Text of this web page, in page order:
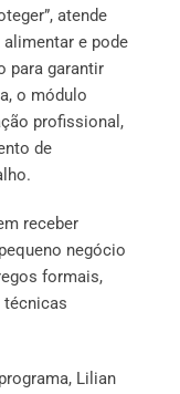
atende
e pode
para garantir
o módulo
profissional,
de
receber
negócio
formais,
técnicas
Lilian